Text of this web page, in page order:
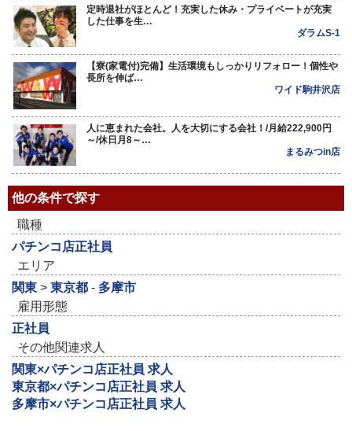
定時退社がほとんど！充実した休み・プライベートが充実
した仕事を生…
ダラムS-1
【寮(家電付)完備】生活環境もしっかりリフォロー！個性や
長所を伸ば…
ワイド駒井沢店
人に恵まれた会社。人を大切にする会社！/月給222,900円
～/休日月8～…
まるみつin店
他の条件で探す
職種
パチンコ店正社員
エリア
関東 > 東京都 - 多摩市
雇用形態
正社員
その他関連求人
関東×パチンコ店正社員 求人
東京都×パチンコ店正社員 求人
多摩市×パチンコ店正社員 求人